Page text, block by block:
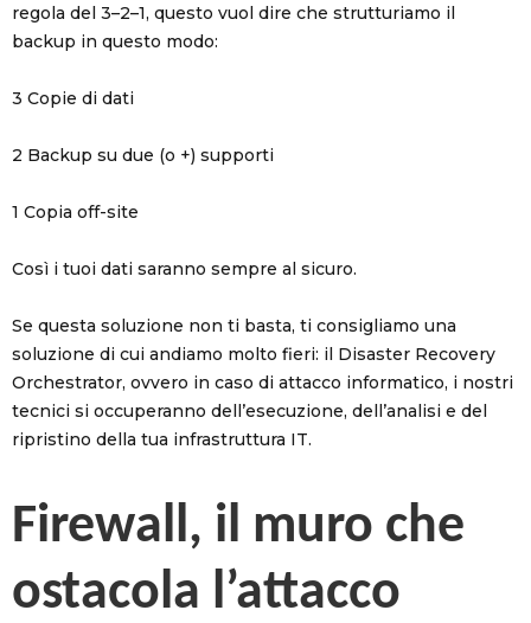
regola del 3–2–1, questo vuol dire che strutturiamo il
backup in questo modo:
3 Copie di dati
2 Backup su due (o +) supporti
1 Copia off-site
Così i tuoi dati saranno sempre al sicuro.
Se questa soluzione non ti basta, ti consigliamo una
soluzione di cui andiamo molto fieri: il Disaster Recovery
Orchestrator, ovvero in caso di attacco informatico, i nostri
tecnici si occuperanno dell’esecuzione, dell’analisi e del
ripristino della tua infrastruttura IT.
Firewall, il muro che
ostacola l’attacco